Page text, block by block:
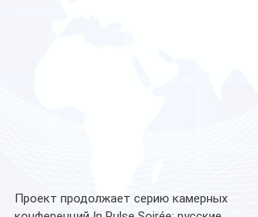
Проект продолжает серию камерных